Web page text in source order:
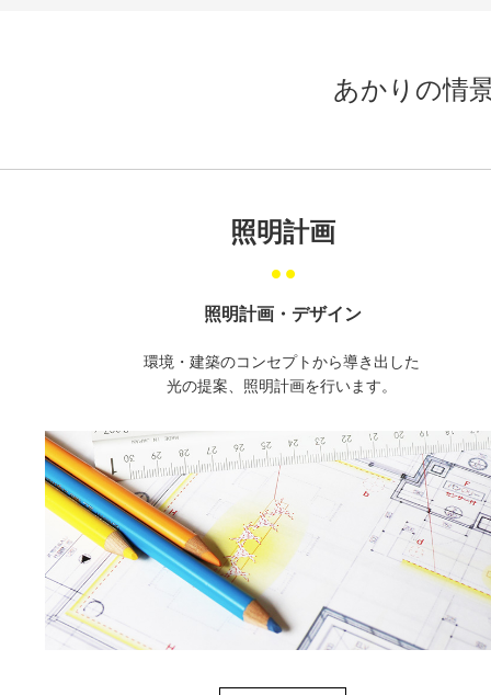
あかりの情
照明計画
照明計画・デザイン
環境・建築のコンセプトから導き出した
光の提案、照明計画を行います。